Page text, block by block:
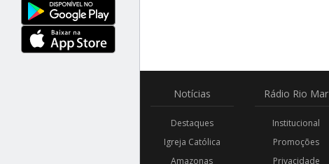
Notícias
Destaques
Igreja Católica
Amazonas
Rádio Rio Mar
Institucional
Promoções
Privacidade